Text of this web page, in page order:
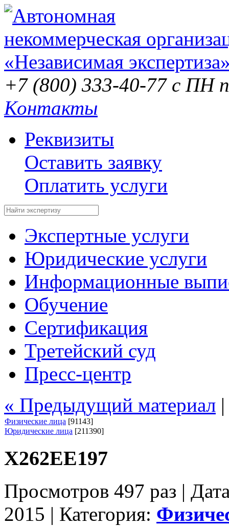
+7 (800) 333-40-77 с ПН
Контакты
Реквизиты
Оставить заявку
Оплатить услуги
Экспертные услуги
Юридические услуги
Информационные
Обучение
Сертификация
Третейский суд
Пресс-центр
« Предыдущий материал
Физические лица [91143]
Юридические лица [211390]
Х262ЕЕ197
Просмотров 497 раз |
2015 | Категория: